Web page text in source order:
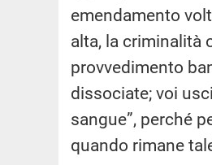
emendamento
alta, la criminalità
provvedimento
dissociate; voi
sangue”, perché
quando rimane